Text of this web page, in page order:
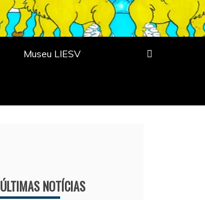
Museu LIESV
ÚLTIMAS NOTÍCIAS